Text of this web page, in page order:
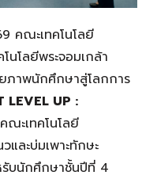
คณะเทคโนโลยี
นโลยีพระจอมเกล้า
ภาพนักศึกษาสู่โลกการ
LEVEL UP :
ะเทคโนโลยี
และบ่มเพาะทักษะ
รับนักศึกษาชั้นปีที่ 4